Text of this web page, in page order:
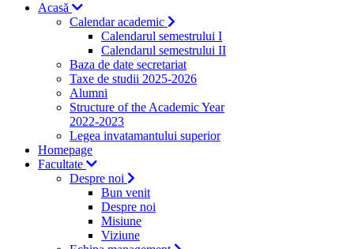
Acasă
Calendar academic
Calendarul semestrului I
Calendarul semestrului II
Baza de date secretariat
Taxe de studii 2025-2026
Alumni
Structure of the Academic Year
2022-2023
Legea invatamantului superior
Homepage
Facultate
Despre noi
Bun venit
Despre noi
Misiune
Viziune